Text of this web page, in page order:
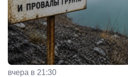
вчера в 21:30